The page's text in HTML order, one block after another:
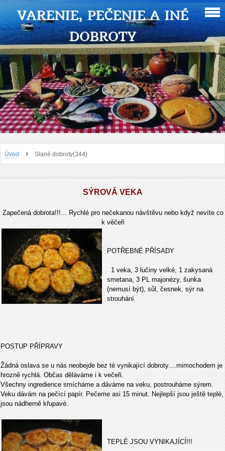
VARENIE, PEČENIE A INÉ
DOBROTY
Úvod › Slané dobroty(344)
SÝROVÁ VEKA
Zapečená dobrota!!!... Rychlé pro nečekanou návštěvu nebo když nevíte co
k věčeři
POTŘEBNÉ PŘÍSADY
1 veka, 3 lučiny velké, 1 zakysaná
smetana, 3 PL majonézy, šunka
(nemusí být), sůl, česnek, sýr na
strouhání
POSTUP PŘÍPRAVY
Žádná oslava se u nás neobejde bez té vynikající dobroty....mimochodem je
hrozně rychlá. Občas děláváme i k večeři.
Všechny ingredience smícháme a dáváme na veku, postrouháme sýrem.
Veku dávám na pečící papír. Pečeme asi 15 minut. Nejlepší jsou ještě teplé,
jsou nádherně křupavé.
TEPLÉ JSOU VYNIKAJÍCÍ!!!